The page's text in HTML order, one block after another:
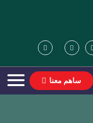
ساهم معنا